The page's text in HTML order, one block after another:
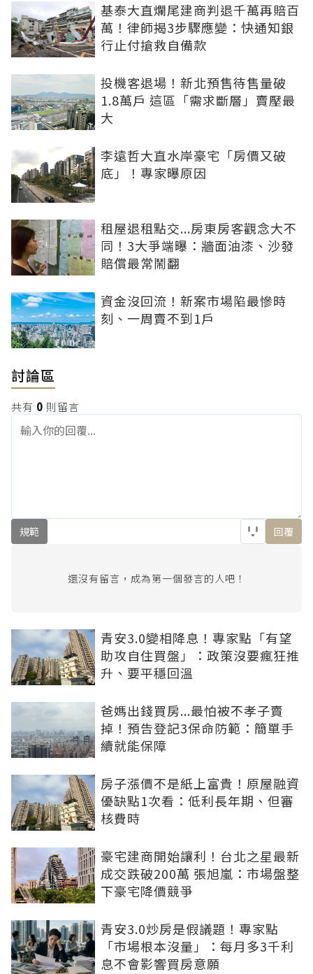
基泰大直爛尾建商判退千萬再賠百
萬！律師揭3步驟應變：快通知銀
行止付搶救自備款
投機客退場！新北預售待售量破
1.8萬戶 這區「需求斷層」賣壓最
大
李遠哲大直水岸豪宅「房價又破
底」！專家曝原因
租屋退租點交...房東房客觀念大不
同！3大爭端曝：牆面油漆、沙發
賠償最常鬧翻
資金沒回流！新案市場陷最慘時
刻、一周賣不到1戶
討論區
共有 0 則留言
規範 回覆
還沒有留言，成為第一個發言的人吧！
青安3.0變相降息！專家點「有望
助攻自住買盤」：政策沒要瘋狂推
升、要平穩回溫
爸媽出錢買房...最怕被不孝子賣
掉！預告登記3保命防範：簡單手
續就能保障
房子漲價不是紙上富貴！原屋融資
優缺點1次看：低利長年期、但審
核費時
豪宅建商開始讓利！台北之星最新
成交跌破200萬 張旭嵐：市場盤整
下豪宅降價競爭
青安3.0炒房是假議題！專家點
「市場根本沒量」：每月多3千利
息不會影響買房意願